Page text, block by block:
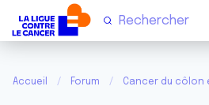
Accueil Forum Cancer du côlon